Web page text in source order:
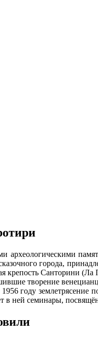
археологическими
города,
крепость Санторини
творение
году землетрясение
в ней семинары,